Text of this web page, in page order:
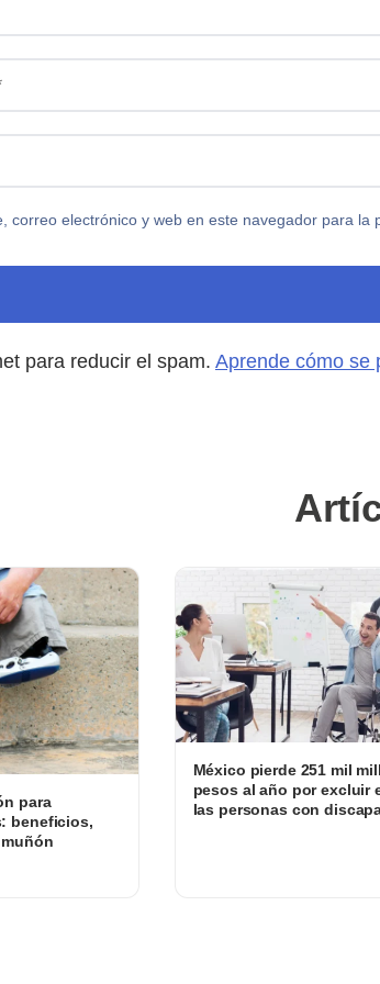
correo electrónico y web en este navegador para la
para reducir el spam. Aprende cómo se
para
beneficios,
México pierde 251 mil
pesos al año por excluir
las personas con